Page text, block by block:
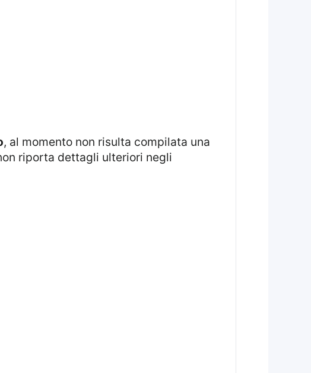
, al momento non risulta compilata una
riporta dettagli ulteriori negli